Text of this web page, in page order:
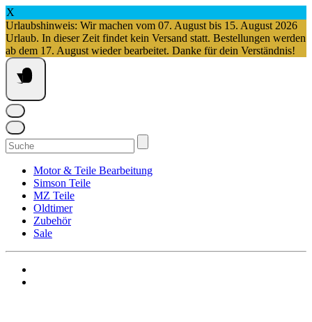
X
Urlaubshinweis: Wir machen vom 07. August bis 15. August 2026
Urlaub. In dieser Zeit findet kein Versand statt. Bestellungen werden
ab dem 17. August wieder bearbeitet. Danke für dein Verständnis!
Springe
zum
Inhalt
Suchen
nach:
Motor & Teile Bearbeitung
Simson Teile
MZ Teile
Oldtimer
Zubehör
Sale